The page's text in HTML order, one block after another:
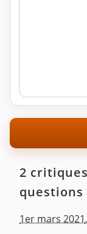
2
1er mars 2021,